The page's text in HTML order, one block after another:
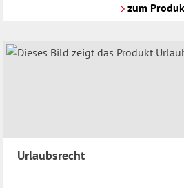
zum
Urlaubsrecht